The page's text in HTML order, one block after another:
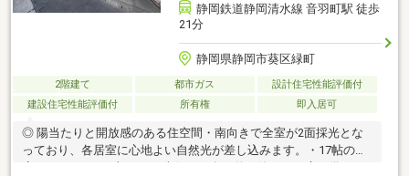
静岡鉄道静岡清水線 音羽町駅 徒歩
21分
静岡県静岡市葵区緑町
2階建て 都市ガス
設計住宅性能評価付
建設住宅性能評価付
所有権 即入居可
◎ 陽当たりと開放感のある住空間・南向きで全室が2面採光とな
っており、各居室に心地よい自然光が差し込みます。・17帖の
広々としたLDKに加えて、南側には多目的に使えるお庭も備わっ